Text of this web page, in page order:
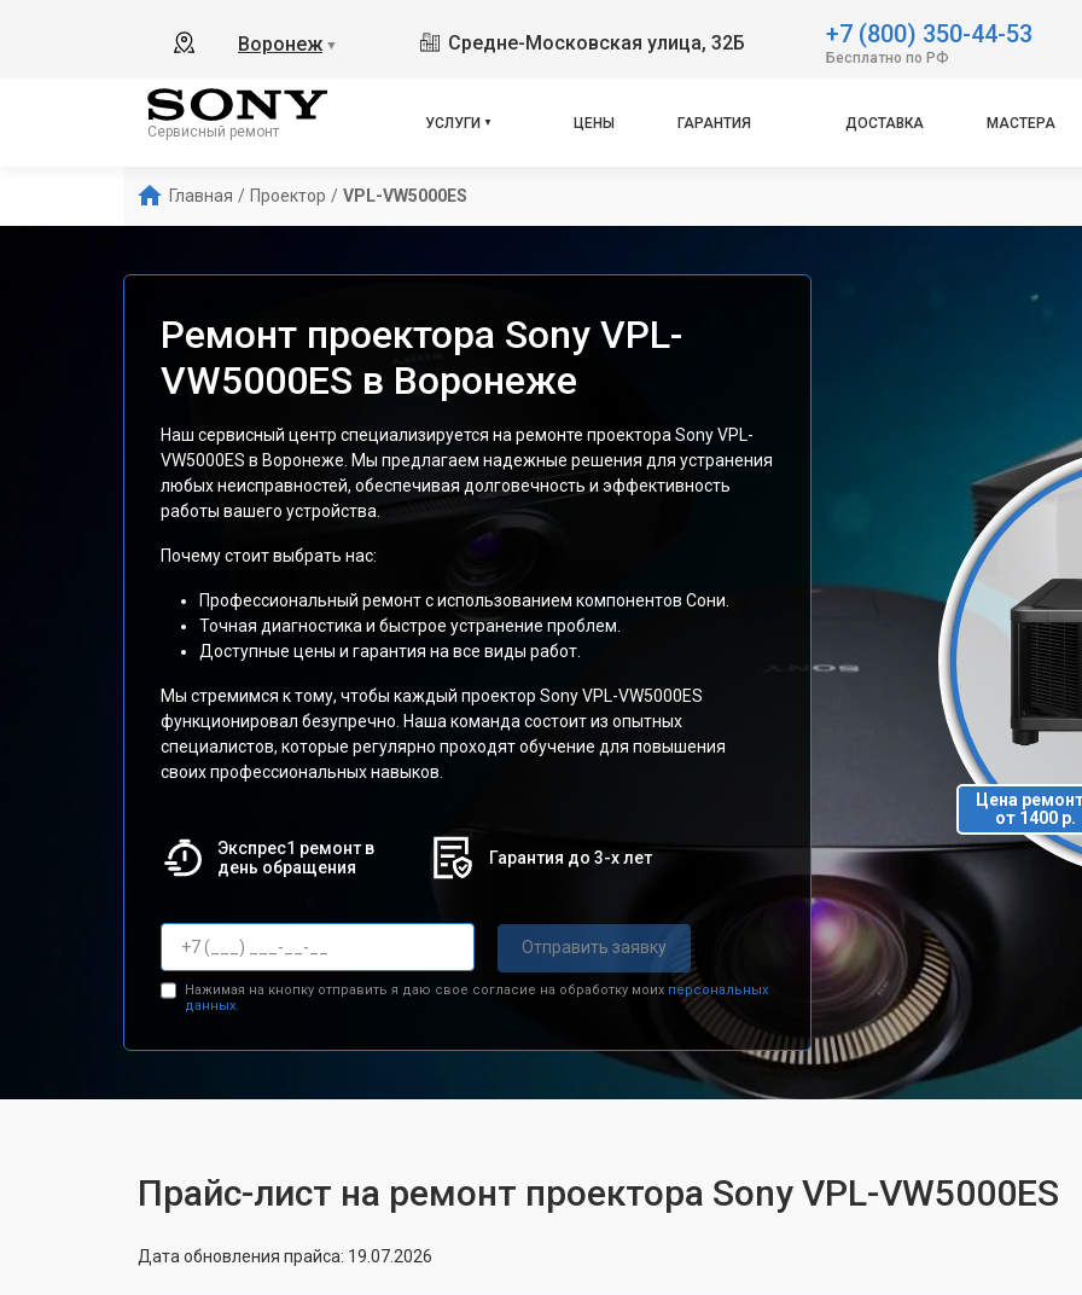
Воронеж ▼ Средне-Московская улица, 32Б +7 (800) 350-44-53
Бесплатно по РФ
Сервисный ремонт
УСЛУГИ ЦЕНЫ ГАРАНТИЯ ДОСТАВКА МАСТЕРА
Главная / Проектор / VPL-VW5000ES
Ремонт проектора Sony VPL-
VW5000ES в Воронеже
Наш сервисный центр специализируется на ремонте проектора Sony VPL-
VW5000ES в Воронеже. Мы предлагаем надежные решения для устранения
любых неисправностей, обеспечивая долговечность и эффективность
работы вашего устройства.
Почему стоит выбрать нас:
Профессиональный ремонт с использованием компонентов Сони.
Точная диагностика и быстрое устранение проблем.
Доступные цены и гарантия на все виды работ.
Мы стремимся к тому, чтобы каждый проектор Sony VPL-VW5000ES
функционировал безупречно. Наша команда состоит из опытных
специалистов, которые регулярно проходят обучение для повышения
своих профессиональных навыков.
Экспрес1 ремонт в
день обращения
Гарантия до 3-х лет
Отправить заявку
Нажимая на кнопку отправить я даю свое согласие на обработку моих персональных
данных.
Цена
от 1400 р.
Прайс-лист на ремонт проектора Sony VPL-VW5000ES
Дата обновления прайса: 19.07.2026